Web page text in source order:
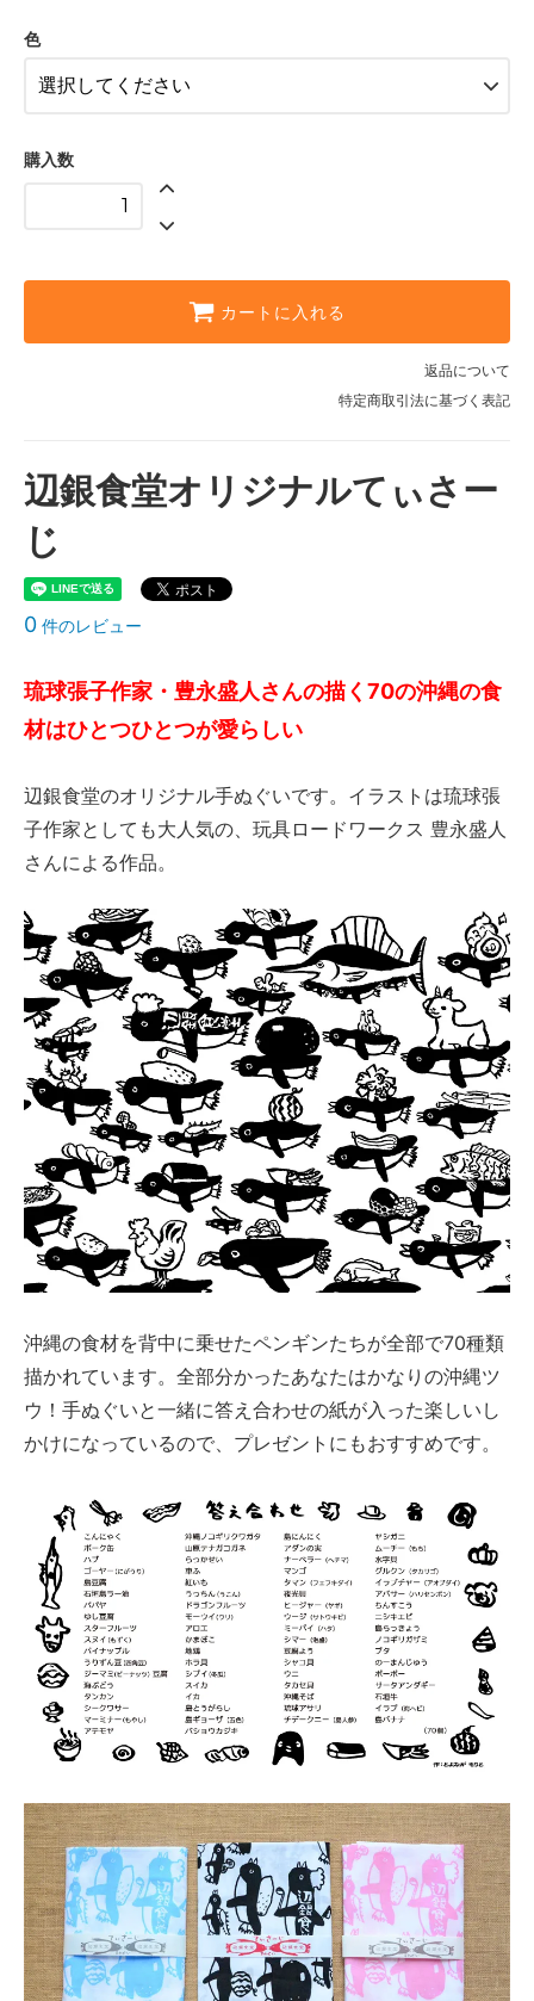
色
購入数
カートに入れる
返品について
特定商取引法に基づく表記
辺銀食堂オリジナルてぃさー
じ
0 件のレビュー
琉球張子作家・豊永盛人さんの描く70の沖縄の食
材はひとつひとつが愛らしい
辺銀食堂のオリジナル手ぬぐいです。イラストは琉球張
子作家としても大人気の、玩具ロードワークス 豊永盛人
さんによる作品。
沖縄の食材を背中に乗せたペンギンたちが全部で70種類
描かれています。全部分かったあなたはかなりの沖縄ツ
ウ！手ぬぐいと一緒に答え合わせの紙が入った楽しいし
かけになっているので、プレゼントにもおすすめです。